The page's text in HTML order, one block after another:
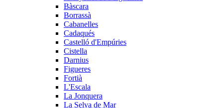
Bàscara
Borrassà
Cabanelles
Cadaqués
Castelló d'Empúries
Cistella
Darnius
Figueres
Fortià
L'Escala
La Jonquera
La Selva de Mar